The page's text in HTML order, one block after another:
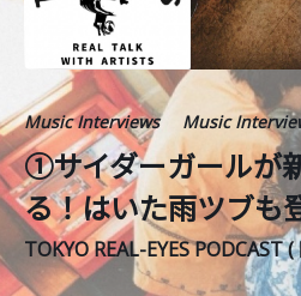
Music Interviews Music
①サイダーガールが
る！はいた雨ツブも
TOKYO REAL-EYES PODCAST